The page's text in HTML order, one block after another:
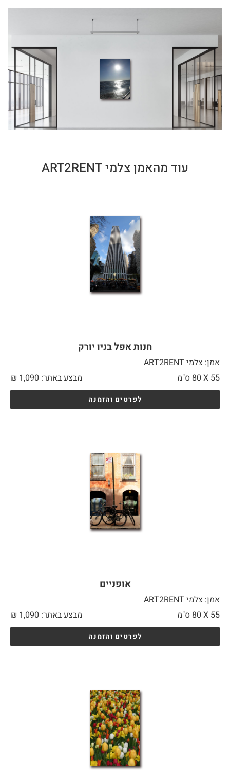
עוד מהאמן צלמי ART2RENT
חנות אפל בניו יורק
אמן: צלמי ART2RENT
55 X
מבצע באתר: ₪ 1,090
לפרטים והזמנה
אופניים
אמן: צלמי ART2RENT
55 X
מבצע באתר: ₪ 1,090
לפרטים והזמנה